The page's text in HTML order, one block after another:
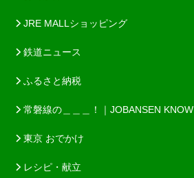
JRE MALLショッピング
鉄道ニュース
ふるさと納税
常磐線の＿＿＿！｜JOBANSEN KNOW
東京 おでかけ
レシピ・献立